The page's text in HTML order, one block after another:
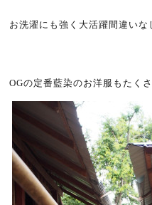
お洗濯にも強く大活躍間違いな
OGの定番藍染のお洋服もたく